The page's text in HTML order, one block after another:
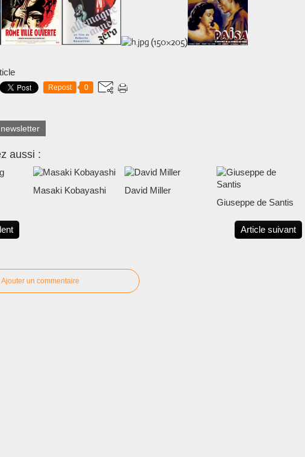
Repost 0
aussi :
Masaki Kobayashi
David Miller
Giuseppe de Santis
Article suivant
Ajouter un commentaire